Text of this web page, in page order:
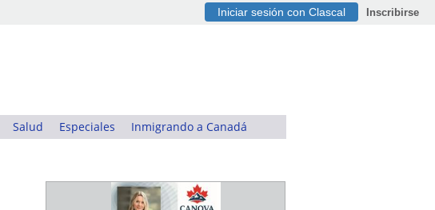
Iniciar sesión con Clascal Inscribirse
Salud Especiales Inmigrando a Canadá